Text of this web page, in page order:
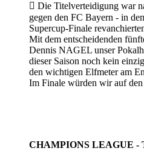
 Die Titelverteidigung war
gegen den FC Bayern - in
Supercup-Finale
Mit dem entscheidenden
Dennis NAGEL unser
dieser Saison noch kein
den wichtigen Elfmeter am
Im Finale würden wir auf
CHAMPIONS LEAGUE -